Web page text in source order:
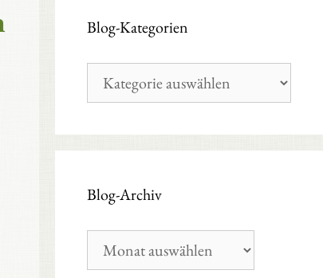
Blog-Kategorien
Kategorien
Blog-Archiv
Archiv